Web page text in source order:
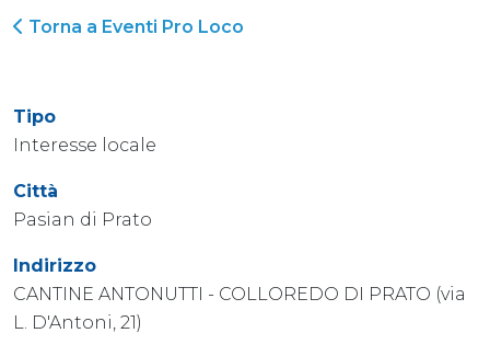
Torna a Eventi Pro Loco
Tipo
Interesse locale
Città
Pasian di Prato
Indirizzo
CANTINE ANTONUTTI - COLLOREDO DI PRATO (via
L. D'Antoni, 21)